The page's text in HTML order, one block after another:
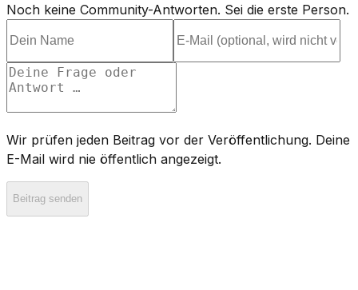
Noch keine Community-Antworten. Sei die erste Person.
Wir prüfen jeden Beitrag vor der Veröffentlichung. Deine
E-Mail wird nie öffentlich angezeigt.
Beitrag senden